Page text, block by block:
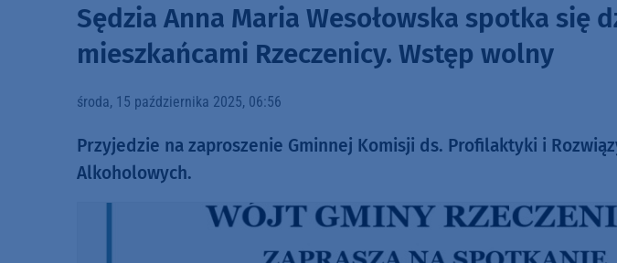
Sędzia Anna Maria Wesołowska spotka się
mieszkańcami Rzeczenicy. Wstęp wolny
środa, 15 października 2025, 06:56
Przyjedzie na zaproszenie Gminnej Komisji ds. Profilaktyki i
Alkoholowych.